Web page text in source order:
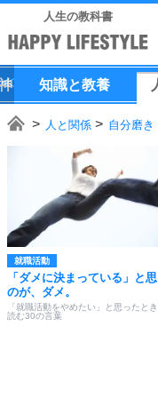
人生の教科書
知識と教養
人と関係 自分磨き
就職活動
「ダメに決まっている」と思
のが、ダメ。
「就職活動をやめたい」と思ったと
読む30の言葉